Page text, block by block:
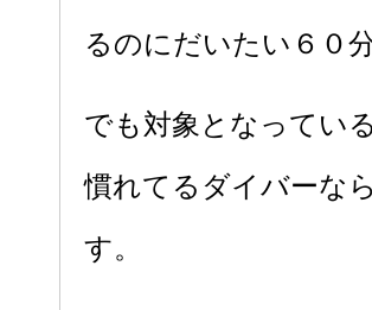
るのにだいたい６０
でも対象となってい
慣れてるダイバーな
す。